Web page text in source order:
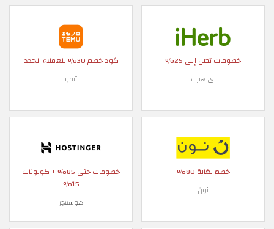
خصومات تصل إلى 25%
اي هيرب
كود خصم 30% للعملاء الجدد
تيمو
خصم لغاية 80%
نون
خصومات حتى 85% + كوبونات
15%
هوستنجر